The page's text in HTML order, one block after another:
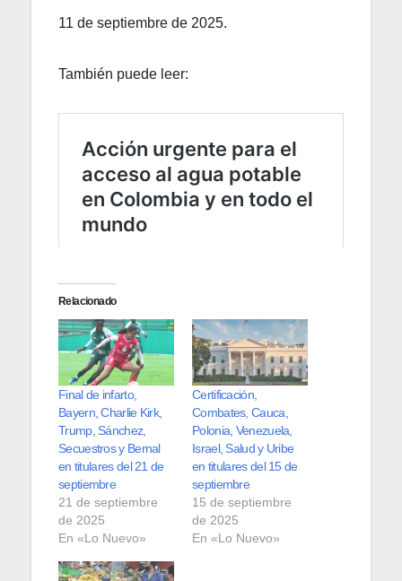
11 de septiembre de 2025.
También puede leer:
Relacionado
Final de infarto,
Bayern, Charlie Kirk,
Trump, Sánchez,
Secuestros y Bernal
en titulares del 21 de
septiembre
21 de septiembre
de 2025
En «Lo Nuevo»
Certificación,
Combates, Cauca,
Polonia, Venezuela,
Israel, Salud y Uribe
en titulares del 15 de
septiembre
15 de septiembre
de 2025
En «Lo Nuevo»